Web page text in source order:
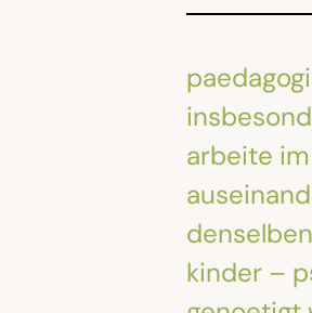
arbeite
kinder –